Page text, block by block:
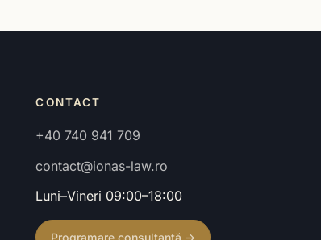
CONTACT
+40 740 941 709
contact@ionas-law.ro
Luni–Vineri 09:00–18:00
Programare consultanță →